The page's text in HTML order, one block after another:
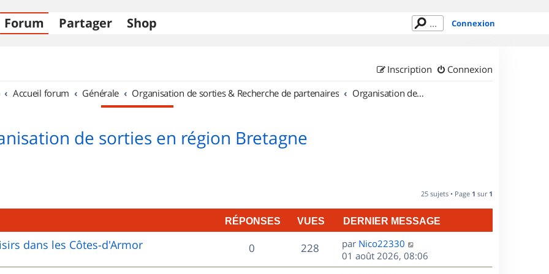
Forum Partager Shop Connexion
Connexion
Inscription
Accueil forum Générale Organisation de sorties & Recherche de partenaires Organisation de sorties en région Bretagne
de sorties en région Bretagne
25 sujets • Page 1 sur 1
RÉPONSES VUES DERNIER MESSAGE
dans les Côtes-d'Armor 0R
é
228V
u
D
e
r
par Nico22330
01 août 2026, 08:06